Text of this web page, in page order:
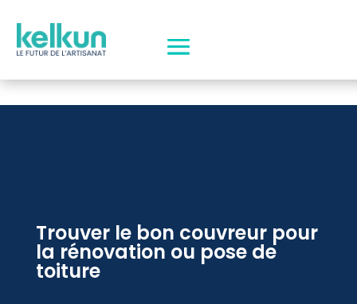
Trouver le bon couvreur pour
la rénovation ou pose de
toiture